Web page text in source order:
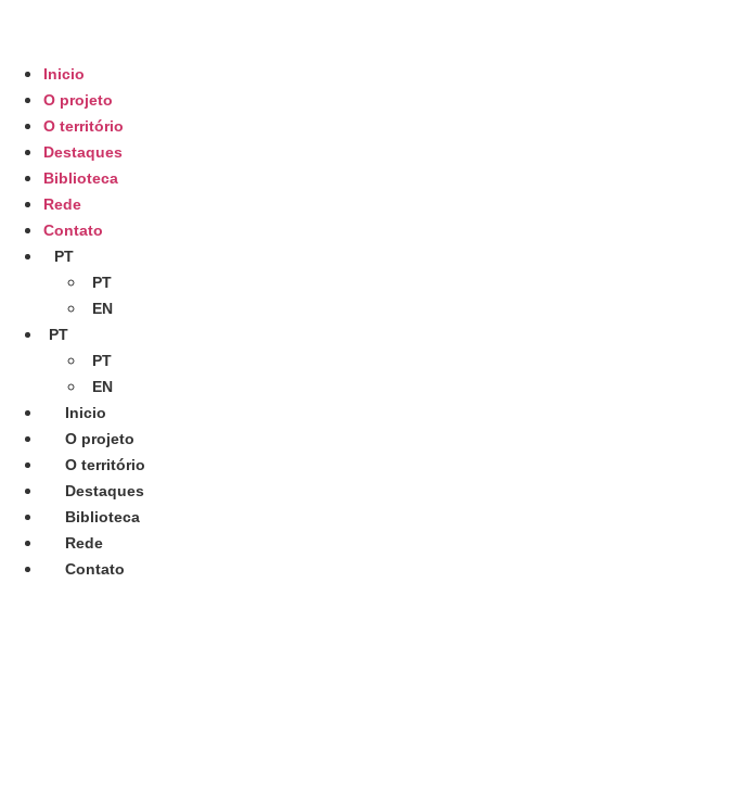
Inicio
O projeto
O território
Destaques
Biblioteca
Rede
Contato
PT
PT
EN
PT
PT
EN
Inicio
O projeto
O território
Destaques
Biblioteca
Rede
Contato